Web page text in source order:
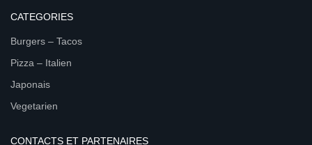
CATEGORIES
Burgers – Tacos
Pizza – Italien
Japonais
Vegetarien
CONTACTS ET PARTENAIRES